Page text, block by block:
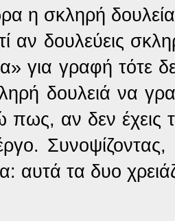
η σκληρή δουλεία
αν δουλεύεις
για γραφή τότε
δουλειά να
αν δεν έχεις
αυτά τα δυο